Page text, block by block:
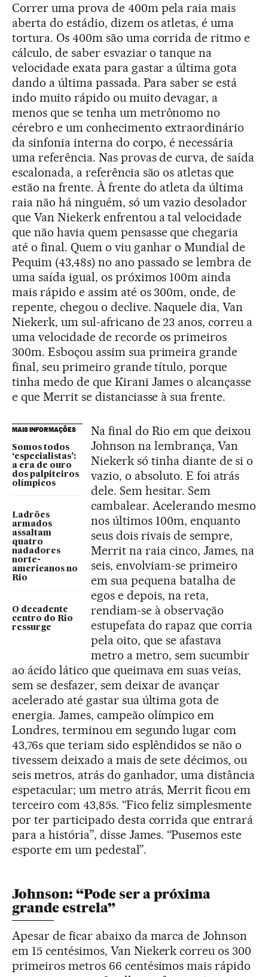
Correr uma prova de 400m pela raia mais
aberta do estádio, dizem os atletas, é uma
tortura. Os 400m são uma corrida de ritmo e
cálculo, de saber esvaziar o tanque na
velocidade exata para gastar a última gota
dando a última passada. Para saber se está
indo muito rápido ou muito devagar, a
menos que se tenha um metrônomo no
cérebro e um conhecimento extraordinário
da sinfonia interna do corpo, é necessária
uma referência. Nas provas de curva, de saída
escalonada, a referência são os atletas que
estão na frente. À frente do atleta da última
raia não há ninguém, só um vazio desolador
que Van Niekerk enfrentou a tal velocidade
que não havia quem pensasse que chegaria
até o final. Quem o viu ganhar o Mundial de
Pequim (43,48s) no ano passado se lembra de
uma saída igual, os próximos 100m ainda
mais rápido e assim até os 300m, onde, de
repente, chegou o declive. Naquele dia, Van
Niekerk, um sul-africano de 23 anos, correu a
uma velocidade de recorde os primeiros
300m. Esboçou assim sua primeira grande
final, seu primeiro grande título, porque
tinha medo de que Kirani James o alcançasse
e que Merrit se distanciasse à sua frente.
MAIS INFORMAÇÕES
Somos todos
‘especialistas’:
a era de ouro
dos palpiteiros
olímpicos
Ladrões
armados
assaltam
quatro
nadadores
norte-
americanos no
Rio
O decadente
centro do Rio
ressurge
Na final do Rio em que deixou
Johnson na lembrança, Van
Niekerk só tinha diante de si o
vazio, o absoluto. E foi atrás
dele. Sem hesitar. Sem
cambalear. Acelerando mesmo
nos últimos 100m, enquanto
seus dois rivais de sempre,
Merrit na raia cinco, James, na
seis, envolviam-se primeiro
em sua pequena batalha de
egos e depois, na reta,
rendiam-se à observação
estupefata do rapaz que corria
pela oito, que se afastava
metro a metro, sem sucumbir
ao ácido lático que queimava em suas veias,
sem se desfazer, sem deixar de avançar
acelerado até gastar sua última gota de
energia. James, campeão olímpico em
Londres, terminou em segundo lugar com
43,76s que teriam sido esplêndidos se não o
tivessem deixado a mais de sete décimos, ou
seis metros, atrás do ganhador, uma distância
espetacular; um metro atrás, Merrit ficou em
terceiro com 43,85s. “Fico feliz simplesmente
por ter participado desta corrida que entrará
para a história”, disse James. “Pusemos este
esporte em um pedestal”.
Johnson: “Pode ser a próxima
grande estrela”
Apesar de ficar abaixo da marca de Johnson
em 15 centésimos, Van Niekerk correu os 300
primeiros metros 66 centésimos mais rápido